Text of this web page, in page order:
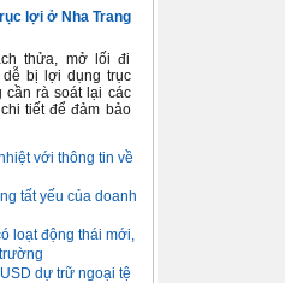
lợi ở Nha Trang
thửa, mở lối đi
dễ bị lợi dụng trục
cần rà soát lại các
tiết để đảm bảo
với thông tin về
tất yếu của doanh
loạt động thái mới,
dự trữ ngoại tệ